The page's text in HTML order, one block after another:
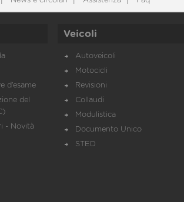
d’esame
del
- Novità
Veicoli
Autoveicoli
Motocicli
Revisioni
Collaudi
Modulistica
Documento Unico
STED